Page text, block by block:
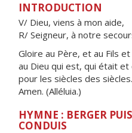
INTRODUCTION
V/ Dieu, viens à mon aide,
R/ Seigneur, à notre
Gloire au Père, et au Fils
au Dieu qui est, qui était et
pour les siècles des siècles.
Amen. (Alléluia.)
HYMNE : BERGER
CONDUIS